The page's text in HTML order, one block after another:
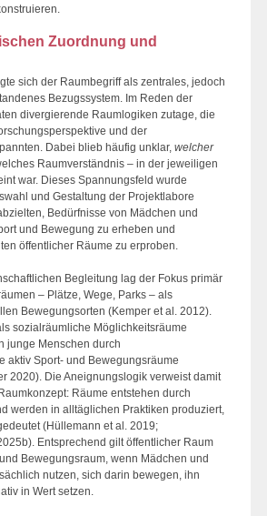
Zuordnung und
sich der Raumbegriff als zentrales, jedoch
Bezugssystem. Im Reden der
divergierende Raumlogiken zutage, die
und der
Dabei blieb häufig unklar, welcher
Raumverständnis – in der jeweiligen
war. Dieses Spannungsfeld wurde
und Gestaltung der Projektlabore
Bedürfnisse von Mädchen und
und Bewegung zu erheben und
öffentlicher Räume zu erproben.
Begleitung lag der Fokus primär
– Plätze, Wege, Parks – als
Bewegungsorten (Kemper et al. 2012).
sozialräumliche Möglichkeitsräume
junge Menschen durch
aktiv Sport- und Bewegungsräume
2020). Die Aneignungslogik verweist damit
Räume entstehen durch
werden in alltäglichen Praktiken produziert,
(Hüllemann et al. 2019;
Entsprechend gilt öffentlicher Raum
Bewegungsraum, wenn Mädchen und
nutzen, sich darin bewegen, ihn
in Wert setzen.